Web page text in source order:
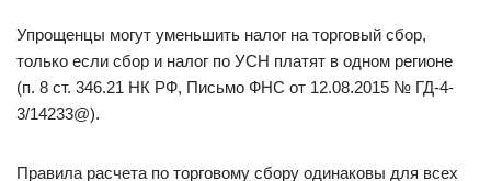
Упрощенцы могут уменьшить налог на торговый сбор,
только если сбор и налог по УСН платят в одном регионе
(п. 8 ст. 346.21 НК РФ, Письмо ФНС от 12.08.2015 № ГД-4-
3/14233@).
Правила расчета по торговому сбору одинаковы для всех